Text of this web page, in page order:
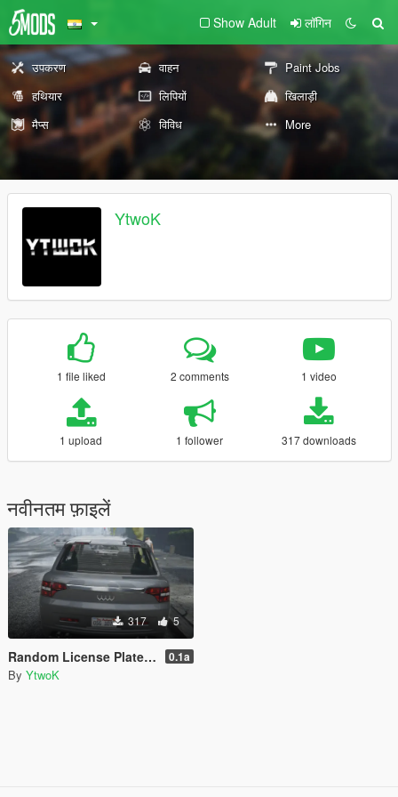
Show Adult लॉगिन
उपकरण वाहन
Paint Jobs
हथियार
लिपियों
खिलाड़ी
मैप्स
विविध More
YtwoK
1 file liked 2 comments 1 video
1 upload 1 follower 317 downloads
नवीनतम फ़ाइलें
317 5
Random License Plate Number [LEGACY] 0.1a
By YtwoK